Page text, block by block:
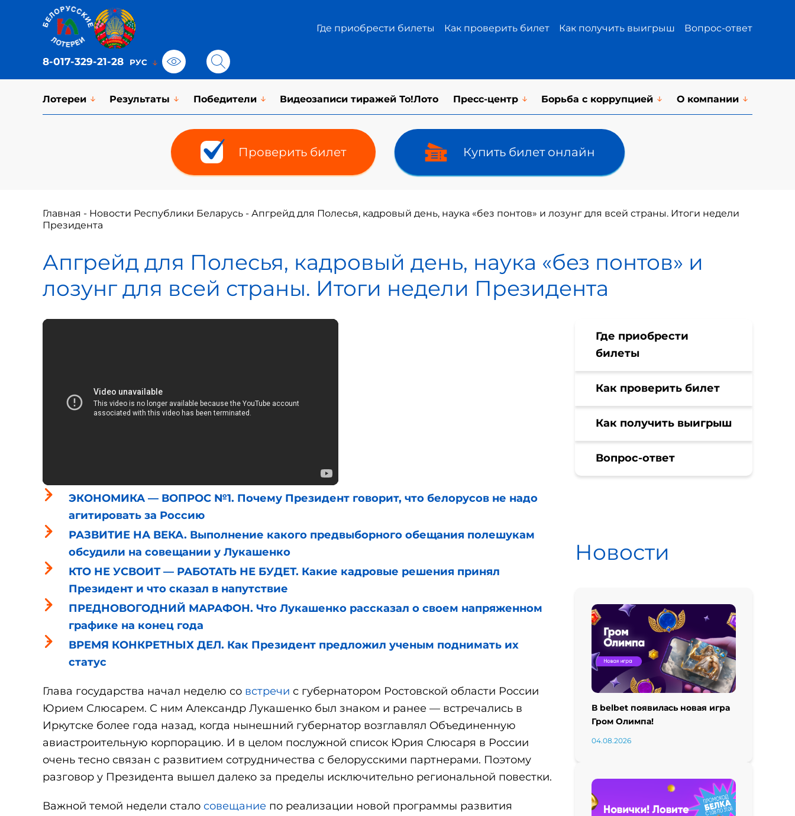
Где приобрести билеты Как проверить билет Как получить выигрыш Вопрос-ответ
8-017-329-21-28
Лотереи Результаты Победители Видеозаписи тиражей То!Лото Пресс-центр Борьба с коррупцией О компании
Проверить билет Купить билет онлайн
Главная - Новости Республики Беларусь - Апгрейд для Полесья, кадровый день, наука «без понтов» и лозунг для всей страны. Итоги недели
Президента
Апгрейд для Полесья, кадровый день, наука «без понтов» и
лозунг для всей страны. Итоги недели Президента
ЭКОНОМИКА — ВОПРОС №1. Почему Президент говорит, что белорусов не надо
агитировать за Россию
РАЗВИТИЕ НА ВЕКА. Выполнение какого предвыборного обещания полешукам
обсудили на совещании у Лукашенко
КТО НЕ УСВОИТ — РАБОТАТЬ НЕ БУДЕТ. Какие кадровые решения принял
Президент и что сказал в напутствие
ПРЕДНОВОГОДНИЙ МАРАФОН. Что Лукашенко рассказал о своем напряженном
графике на конец года
ВРЕМЯ КОНКРЕТНЫХ ДЕЛ. Как Президент предложил ученым поднимать их
статус
Глава государства начал неделю со встречи с губернатором Ростовской области России
Юрием Слюсарем. С ним Александр Лукашенко был знаком и ранее — встречались в
Иркутске более года назад, когда нынешний губернатор возглавлял Объединенную
авиастроительную корпорацию. И в целом послужной список Юрия Слюсаря в России
очень тесно связан с развитием сотрудничества с белорусскими партнерами. Поэтому
разговор у Президента вышел далеко за пределы исключительно региональной повестки.
Важной темой недели стало совещание по реализации новой программы развития
Где приобрести
билеты
Как проверить билет
Как получить выигрыш
Вопрос-ответ
Новости
В belbet появилась новая игра
Гром Олимпа!
04.08.2026